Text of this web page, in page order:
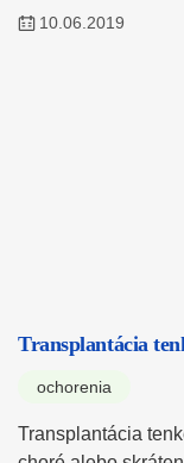
10.06.2019
Transplantácia
ochorenia
Transplantácia